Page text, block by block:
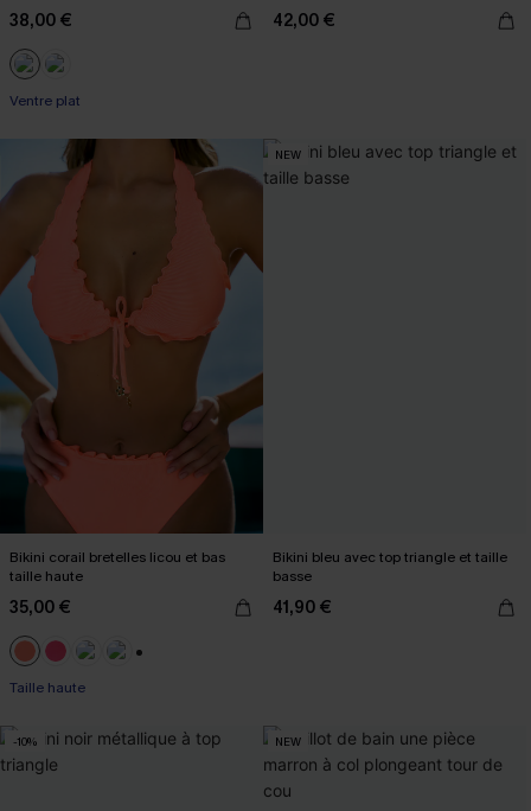
38,00 €
Ventre plat
42,00 €
Bikini corail bretelles licou et bas
taille haute
35,00 €
Taille haute
NEW
Bikini bleu avec top triangle et taille
basse
41,90 €
-10% NEW